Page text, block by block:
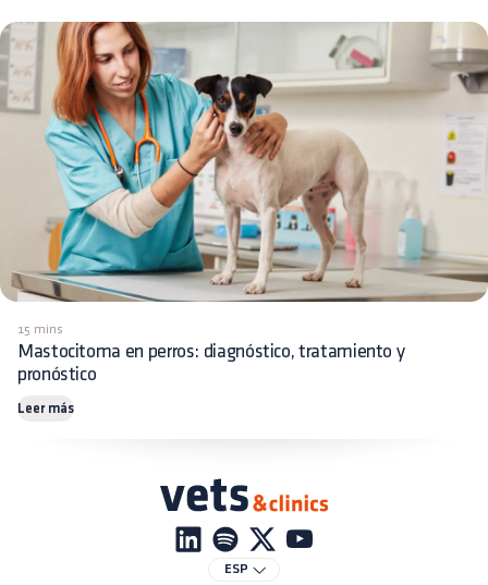
15 mins
Mastocitoma en perros: diagnóstico, tratamiento y
pronóstico
Leer más
ESP